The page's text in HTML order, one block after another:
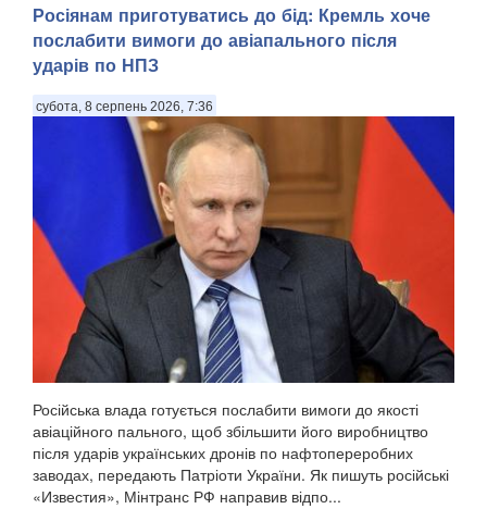
Росіянам приготуватись до бід: Кремль хоче
послабити вимоги до авіапального після
ударів по НПЗ
субота, 8 серпень 2026, 7:36
Російська влада готується послабити вимоги до якості
авіаційного пального, щоб збільшити його виробництво
після ударів українських дронів по нафтопереробних
заводах, передають Патріоти України. Як пишуть російські
«Известия», Мінтранс РФ направив відпо...